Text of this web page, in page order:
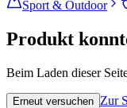
Sport & Outdoor
Produkt
Beim Laden dieser
Erneut versuchen Zur